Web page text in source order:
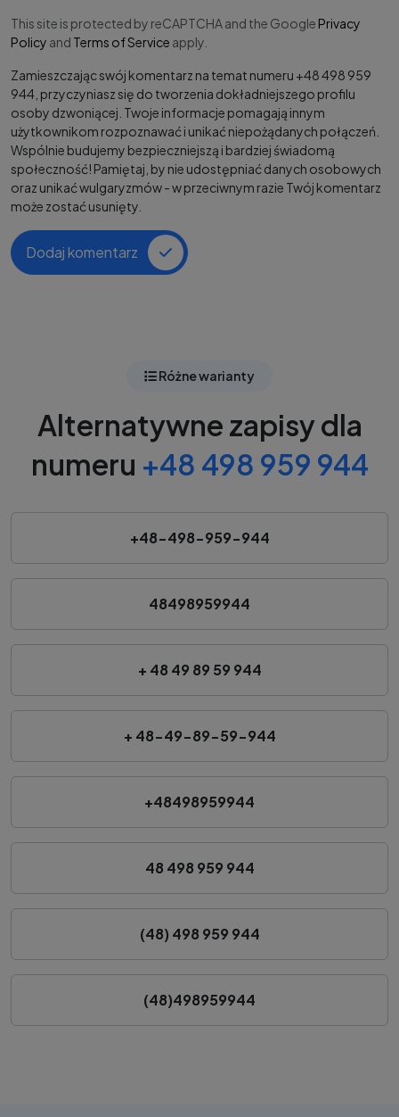
This site is protected by reCAPTCHA and the Google Privacy
Policy and Terms of Service apply.
Zamieszczając swój komentarz na temat numeru +48 498 959
944, przyczyniasz się do tworzenia dokładniejszego profilu
osoby dzwoniącej. Twoje informacje pomagają innym
użytkownikom rozpoznawać i unikać niepożądanych połączeń.
Wspólnie budujemy bezpieczniejszą i bardziej świadomą
społeczność! Pamiętaj, by nie udostępniać danych osobowych
oraz unikać wulgaryzmów - w przeciwnym razie Twój komentarz
może zostać usunięty.
Dodaj komentarz
Różne warianty
Alternatywne zapisy dla
numeru +48 498 959 944
+48-498-959-944
48498959944
+ 48 49 89 59 944
+ 48-49-89-59-944
+48498959944
48 498 959 944
(48) 498 959 944
(48)498959944